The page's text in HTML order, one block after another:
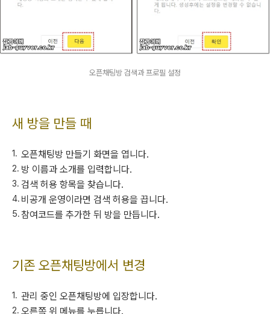
오픈채팅방 검색과 프로필 설정
새 방을 만들 때
오픈채팅방 만들기 화면을 엽니다.
방 이름과 소개를 입력합니다.
검색 허용 항목을 찾습니다.
비공개 운영이라면 검색 허용을 끕니다.
참여코드를 추가한 뒤 방을 만듭니다.
기존 오픈채팅방에서 변경
관리 중인 오픈채팅방에 입장합니다.
오른쪽 위 메뉴를 누릅니다.